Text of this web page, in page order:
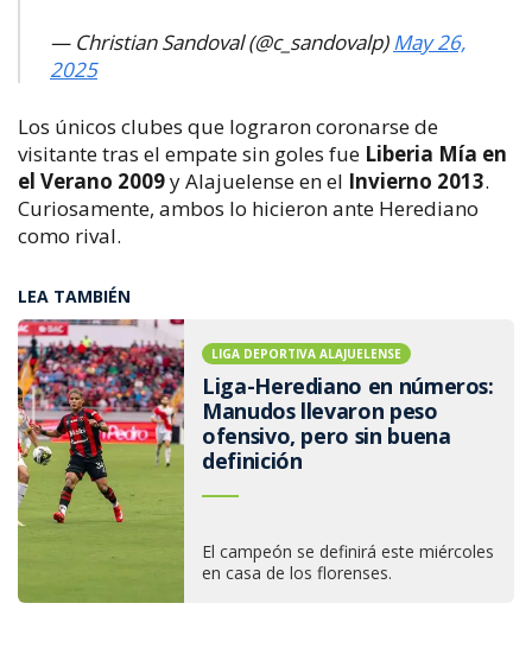
— Christian Sandoval (@c_sandovalp) May 26,
2025
Los únicos clubes que lograron coronarse de
visitante tras el empate sin goles fue Liberia Mía en
el Verano 2009y Alajuelense en el Invierno 2013.
Curiosamente, ambos lo hicieron ante Herediano
como rival.
LEA TAMBIÉN
LIGA DEPORTIVA ALAJUELENSE
Liga-Herediano en números:
Manudos llevaron peso
ofensivo, pero sin buena
definición
El campeón se definirá este miércoles
en casa de los florenses.